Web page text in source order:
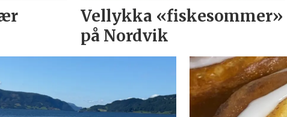
Vellykka «fiskesommer»
på Nordvik